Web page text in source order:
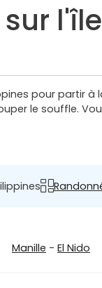
pour partir
le souffle.
Manille - El Nido